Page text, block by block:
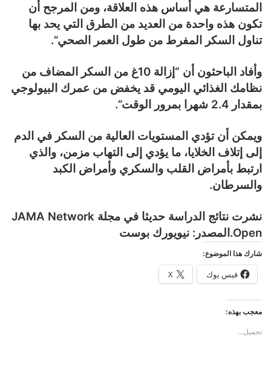
المتسارعة هي أساس هذه العلاقة، ومن المرجح أن
تكون هذه واحدة من العديد من الطرق التي يحد بها
تناول السكر المفرط من طول العمر الصحي”.
وأفاد الباحثون أن “إزالة 10غ من السكر المضاف من
نظامك الغذائي اليومي قد يخفض من عمرك البيولوجي
بمقدار 2.4 شهرا بمرور الوقت”.
ويمكن أن تؤدي المستويات العالية من السكر في الدم
إلى إتلاف الخلايا، ما يؤدي إلى التهاب مزمن، والذي
ارتبط بأمراض القلب والسكري وأمراض الكبد
والسرطان.
نشرت نتائج الدراسة حديثا في مجلة JAMA Network
Open. المصدر: نيويورك بوست
شارك هذا الموضوع:
فيس بوك X
معجب بهذه:
تحميل...